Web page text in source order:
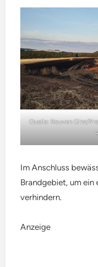
Quelle: Rouven Ginz/
Im Anschluss
Brandgebiet, um ein
verhindern.
Anzeige